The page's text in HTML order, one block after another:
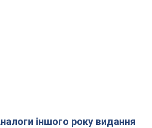
Аналоги іншого року видання